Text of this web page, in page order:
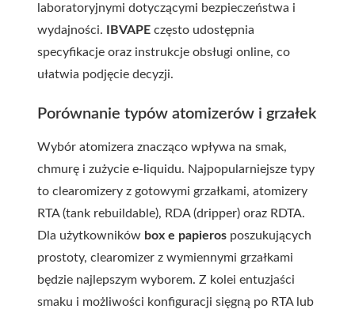
laboratoryjnymi dotyczącymi bezpieczeństwa i
wydajności.
IBVAPE często udostępnia
specyfikacje oraz instrukcje obsługi online, co
ułatwia podjęcie decyzji.
Porównanie typów atomizerów i grzałek
Wybór atomizera znacząco wpływa na smak,
chmurę i zużycie e-liquidu. Najpopularniejsze typy
to clearomizery z gotowymi grzałkami, atomizery
RTA (tank rebuildable), RDA (dripper) oraz RDTA.
Dla użytkowników box e papieros poszukujących
prostoty, clearomizer z wymiennymi grzałkami
będzie najlepszym wyborem. Z kolei entuzjaści
smaku i możliwości konfiguracji sięgną po RTA lub